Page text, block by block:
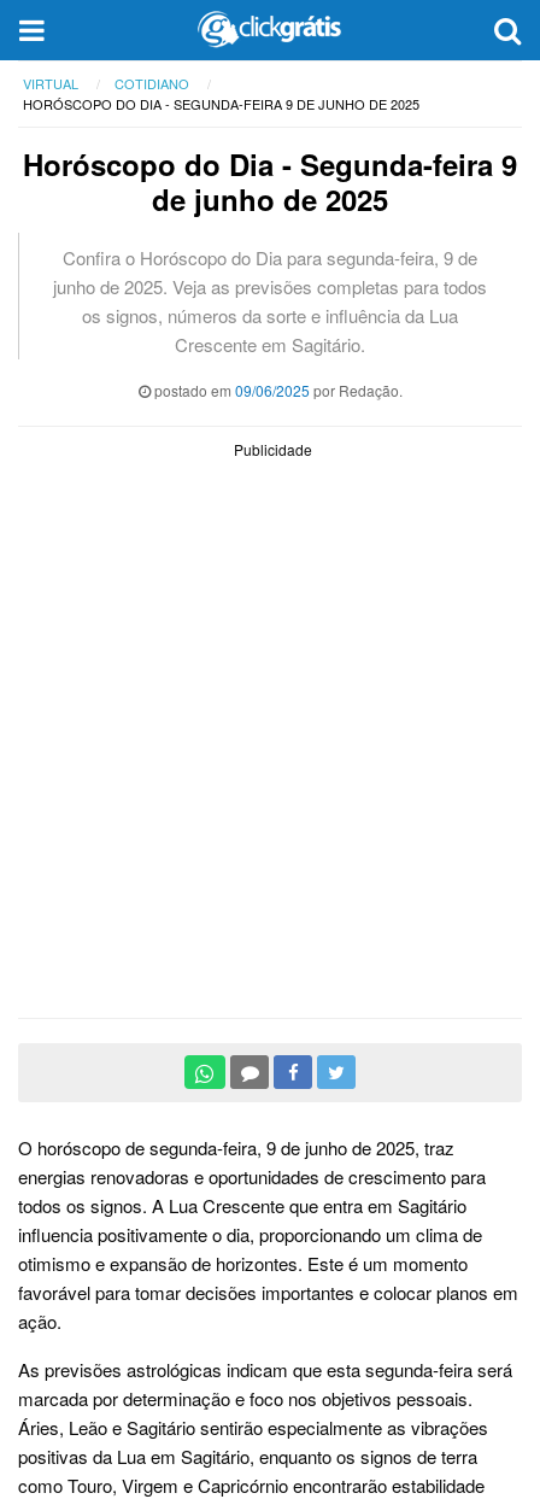
VIRTUAL
COTIDIANO
HORÓSCOPO DO DIA - SEGUNDA-FEIRA 9 DE JUNHO DE 2025
Horóscopo do Dia - Segunda-feira 9
de junho de 2025
Confira o Horóscopo do Dia para segunda-feira, 9 de
junho de 2025. Veja as previsões completas para todos
os signos, números da sorte e influência da Lua
Crescente em Sagitário.
postado em 09/06/2025 por Redação.
Publicidade
O horóscopo de segunda-feira, 9 de junho de 2025, traz
energias renovadoras e oportunidades de crescimento para
todos os signos. A Lua Crescente que entra em Sagitário
influencia positivamente o dia, proporcionando um clima de
otimismo e expansão de horizontes. Este é um momento
favorável para tomar decisões importantes e colocar planos em
ação.
As previsões astrológicas indicam que esta segunda-feira será
marcada por determinação e foco nos objetivos pessoais.
Áries, Leão e Sagitário sentirão especialmente as vibrações
positivas da Lua em Sagitário, enquanto os signos de terra
como Touro, Virgem e Capricórnio encontrarão estabilidade